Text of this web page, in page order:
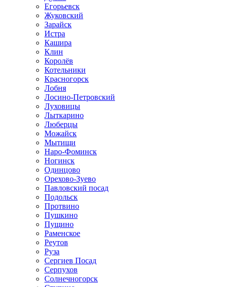
Егорьевск
Жуковский
Зарайск
Истра
Кашира
Клин
Королёв
Котельники
Красногорск
Лобня
Лосино-Петровский
Луховицы
Лыткарино
Люберцы
Можайск
Мытищи
Наро-Фоминск
Ногинск
Одинцово
Орехово-Зуево
Павловский посад
Подольск
Протвино
Пушкино
Пущино
Раменское
Реутов
Руза
Сергиев Посад
Серпухов
Солнечногорск